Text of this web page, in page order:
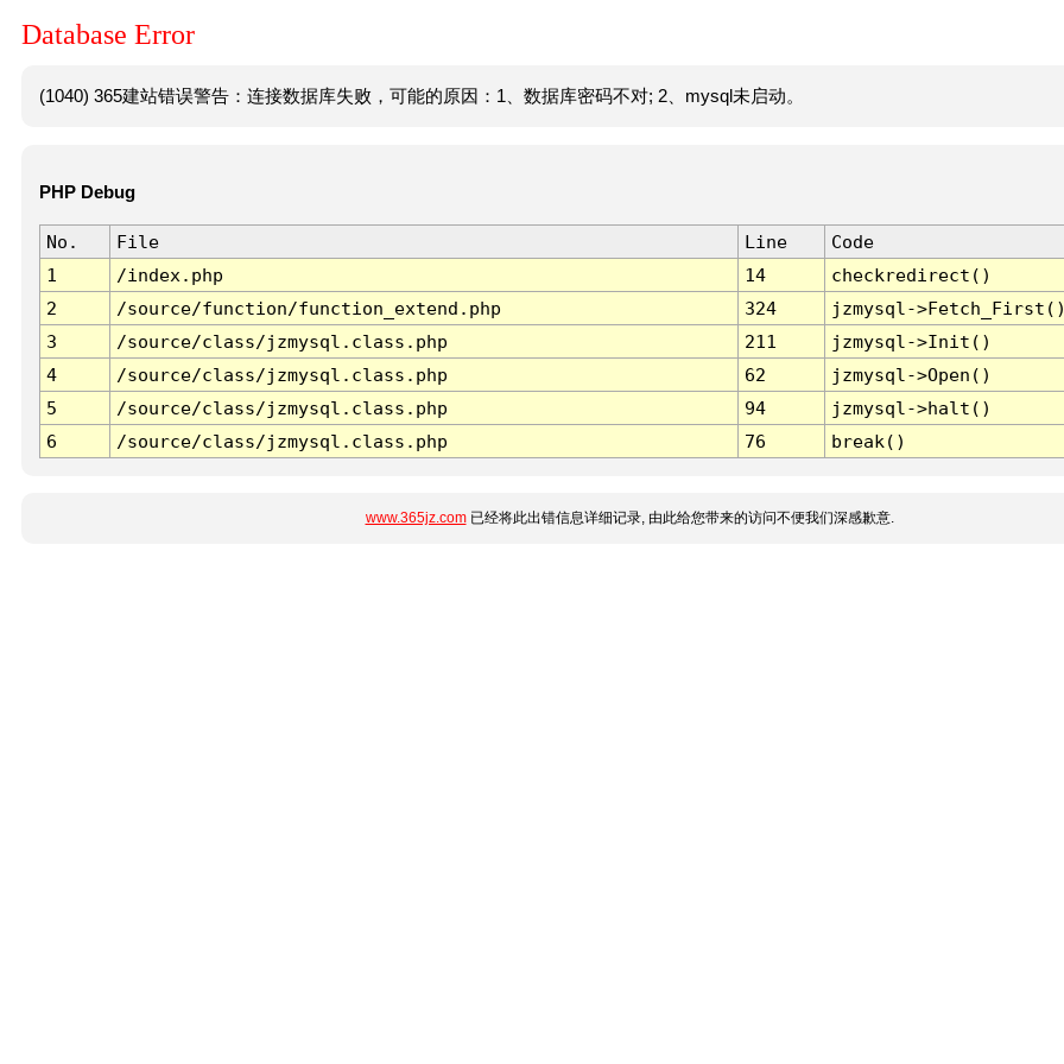
Database Error
(1040) 365建站错误警告：连接数据库失败，可能的原因：1、数据库密码不对; 2、mysql未启动。
PHP Debug
No. File Line
Code
1
/index.php 14
checkredirect()
2
/source/function/function_extend.php 324
jzmysql-
3
/source/class/jzmysql.class.php 211
jzmysql->Init()
4
/source/class/jzmysql.class.php 62
jzmysql->Open()
5
/source/class/jzmysql.class.php 94
jzmysql->halt()
6
/source/class/jzmysql.class.php 76 break()
www.365jz.com已经将此出错信息详细记录, 由此给您带来的访问不便我们深感歉意.